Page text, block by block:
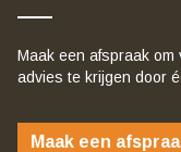
Maak een afspraak
advies te krijgen door
Maak een